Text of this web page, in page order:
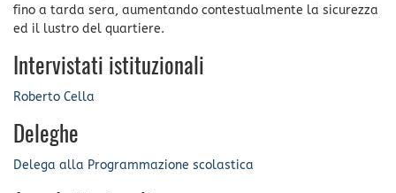
fino a tarda sera, aumentando contestualmente la sicurezza
ed il lustro del quartiere.
Intervistati istituzionali
Roberto Cella
Deleghe
Delega alla Programmazione scolastica